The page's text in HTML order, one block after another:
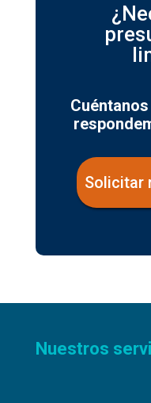
Solicitar
Nuestros